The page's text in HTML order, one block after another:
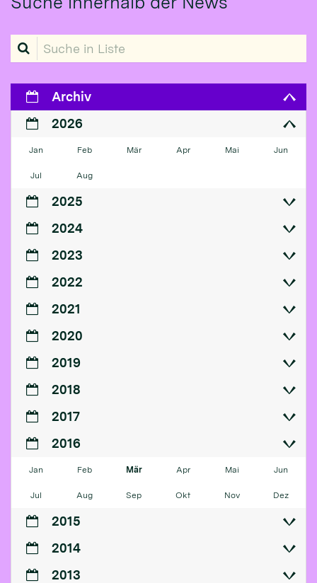
Suche in Liste
Archiv
2026
Jan Feb Mär Apr Mai Jun
Jul Aug
2025
2024
2023
2022
2021
2020
2019
2018
2017
2016
Jan Feb Mär Apr Mai Jun
Jul Aug Sep Okt Nov Dez
2015
2014
2013